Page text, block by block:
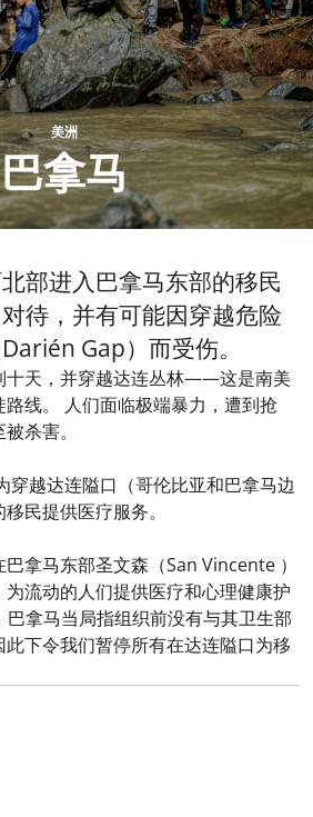
美洲
巴拿马
部进入巴拿马东部的移民
待，并有可能因穿越危险
Gap）而受伤。
十天，并穿越达连丛林——这是南美
线。 人们面临极端暴力，遭到抢
杀害。
穿越达连隘口（哥伦比亚和巴拿马边
民提供医疗服务。
拿马东部圣文森（San Vincente ）
流动的人们提供医疗和心理健康护
拿马当局指组织前没有与其卫生部
下令我们暂停所有在达连隘口为移